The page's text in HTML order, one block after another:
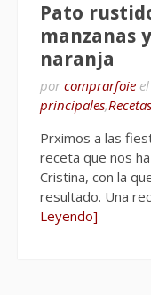
Pato
manzanas
naranja
por comprarfoie el
principales,
Prximos a las
receta que nos
Cristina, con la
resultado. Una
Leyendo]